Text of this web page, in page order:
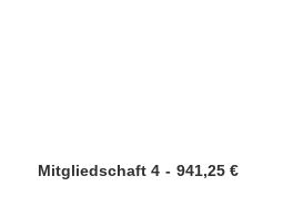
Mitgliedschaft 4 941,25 €